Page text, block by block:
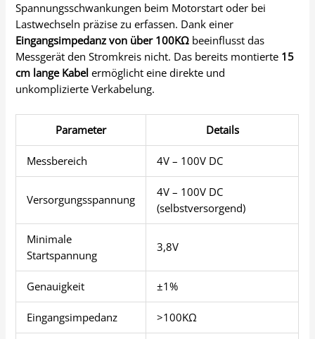
Spannungsschwankungen beim Motorstart oder bei
Lastwechseln präzise zu erfassen. Dank einer
Eingangsimpedanz von über 100KΩ beeinflusst das
Messgerät den Stromkreis nicht. Das bereits montierte 15
cm lange Kabel ermöglicht eine direkte und
unkomplizierte Verkabelung.
Parameter Details
Messbereich 4V – 100V DC
Versorgungsspannung
4V – 100V DC
(selbstversorgend)
Minimale
Startspannung
3,8V
Genauigkeit ±1%
Eingangsimpedanz >100KΩ